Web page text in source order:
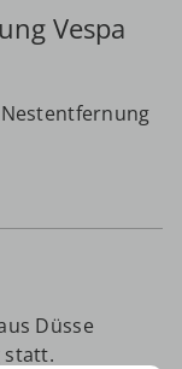
Vespa
Düsse
statt.